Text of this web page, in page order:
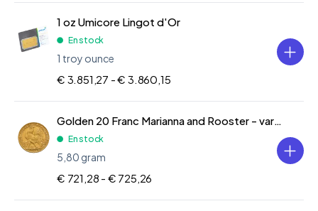
1 oz Umicore Lingot d'Or
En stock
1 troy ounce
€ 3.851,27 -€ 3.860,15
Golden 20 Franc Marianna and Rooster - various years
En stock
5,80 gram
€ 721,28 - € 725,26